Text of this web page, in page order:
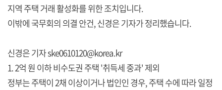
지역 주택 거래 활성화를 위한 조치입니다.
이밖에 국무회의 의결 안건, 신경은 기자가 정리했습니다.
신경은 기자 ske0610120@korea.kr
1. 2억 원 이하 비수도권 주택 '취득세 중과' 제외
정부는 주택이 2채 이상이거나 법인인 경우, 주택 수에 따라 일정